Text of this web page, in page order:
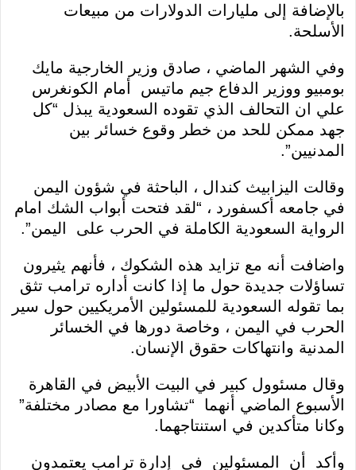
بالإضافة إلى مليارات الدولارات من مبيعات
الأسلحة.
وفي الشهر الماضي ، صادق وزير الخارجية مايك
بومبيو ووزير الدفاع جيم ماتيس أمام الكونغرس
علي ان التحالف الذي تقوده السعودية يبذل “كل
جهد ممكن للحد من خطر وقوع خسائر بين
المدنيين”.
وقالت اليزابيث كندال ، الباحثة في شؤون اليمن
في جامعه أكسفورد ، “لقد فتحت أبواب الشك امام
الرواية السعودية الكاملة في الحرب على اليمن”.
واضافت أنه مع تزايد هذه الشكوك ، فأنهم يثيرون
تساؤلات جديدة حول ما إذا كانت أداره ترامب تثق
بما تقوله السعودية للمسئولين الأمريكيين حول سير
الحرب في اليمن ، وخاصة دورها في الخسائر
المدنية وانتهاكات حقوق الإنسان.
وقال مسئوول كبير في البيت الأبيض في القاهرة
الأسبوع الماضي أنهما “تشاورا مع مصادر مختلفة”
وكانا متأكدين في استنتاجهما.
وأكد أن المسئولين في إدارة ترامب يعتمدون